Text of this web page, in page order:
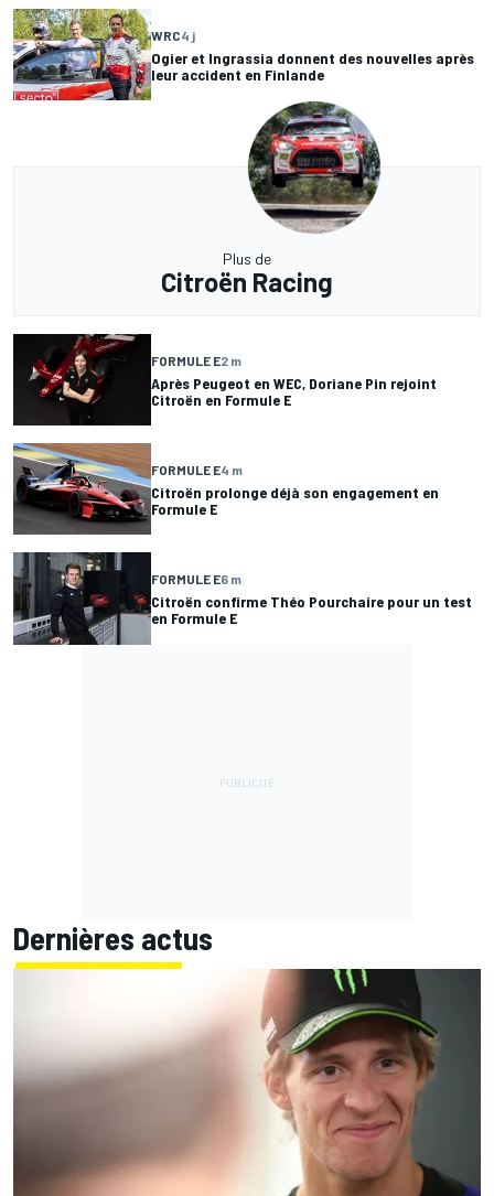
WRC4 j
Ogier et Ingrassia donnent des nouvelles après
leur accident en Finlande
Plus de
Citroën Racing
FORMULE E2 m
Après Peugeot en WEC, Doriane Pin rejoint
Citroën en Formule E
FORMULE E4 m
Citroën prolonge déjà son engagement en
Formule E
FORMULE E6 m
Citroën confirme Théo Pourchaire pour un test
en Formule E
Dernières actus